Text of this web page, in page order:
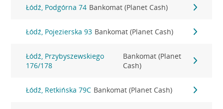
Łódź, Podgórna 74 Bankomat (Planet Cash)
Łódź, Pojezierska 93 Bankomat (Planet Cash)
Łódź, Przybyszewskiego
176/178
Bankomat (Planet
Cash)
Łódź, Retkińska 79C Bankomat (Planet Cash)